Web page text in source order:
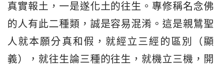
真實報土，一是遂化土的往生。專修稱名念佛
的人有此二種類，誠是容易混淆。這是親鷥聖
人就本願分真和假，就經立三經的區別（顯
義），就往生論三種的往生，就機立三機，開